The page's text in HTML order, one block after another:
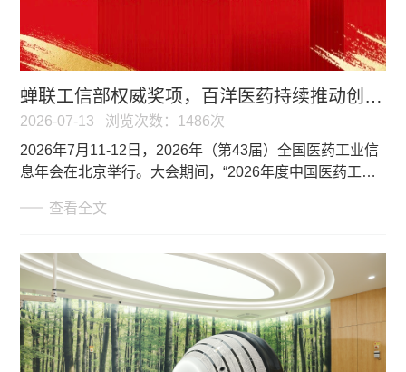
蝉联工信部权威奖项，百洋医药持续推动创新成果产业化落地
2026-07-13 浏览次数：1486次
2026年7月11-12日，2026年（第43届）全国医药工业信
息年会在北京举行。大会期间，“2026年度中国医药工业
（301015.SZ）凭借成熟的产业化能力以及丰富的创新产
示范工业企业”奖项。
查看全文